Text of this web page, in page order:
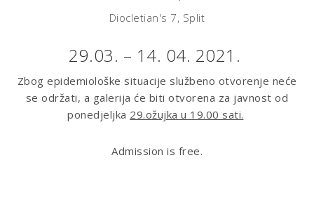
Diocletian's 7, Split
29.03. – 14. 04. 2021.
Zbog epidemiološke situacije službeno otvorenje neće
se održati, a galerija će biti otvorena za javnost od
ponedjeljka 29.ožujka u 19.00 sati.
Admission is free.